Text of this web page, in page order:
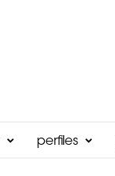
perfiles